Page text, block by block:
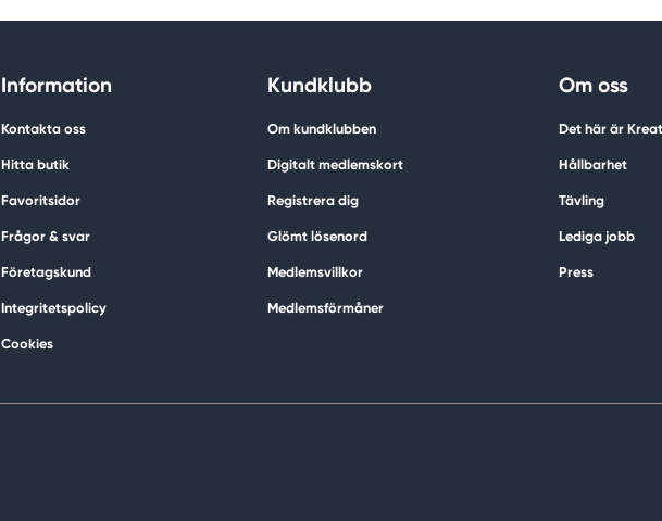
Information
Kontakta oss
Hitta butik
Favoritsidor
Frågor & svar
Företagskund
Integritetspolicy
Cookies
Kundklubb
Om kundklubben
Digitalt medlemskort
Registrera dig
Glömt lösenord
Medlemsvillkor
Medlemsförmåner
Om oss
Det här är
Hållbarhet
Tävling
Lediga jobb
Press